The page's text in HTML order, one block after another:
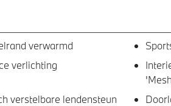
verwarmd
verlichting
verstelbare lendensteun